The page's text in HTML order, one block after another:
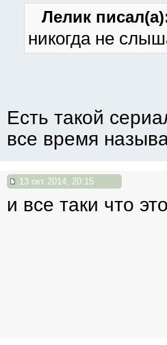
Лелик
никогда не
Есть такой
все время
13 окт 2014, 20:15
и все таки что